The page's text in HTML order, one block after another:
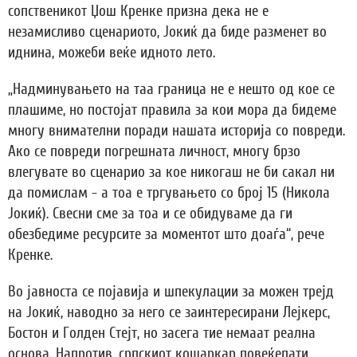
сопственикот Џош Кренке призна дека не е
незамисливо сценариото, Јокиќ да биде разменет во
иднина, можеби веќе идното лето.
„Надминувањето на таа граница не е нешто од кое се
плашиме, но постојат правила за кои мора да бидеме
многу внимателни поради нашата историја со повреди.
Ако се повреди погрешната личност, многу брзо
влегувате во сценарио за кое никогаш не би сакал ни
да помислам - а тоа е тргувањето со број 15 (Никола
Јокиќ). Свесни сме за тоа и се обидуваме да ги
обезбедиме ресурсите за моментот што доаѓа“, рече
Кренке.
Во јавноста се појавија и шпекулации за можен трејд
на Јокиќ, наводно за него се заинтересирани Лејкерс,
Бостон и Голден Стејт, но засега тие немаат реална